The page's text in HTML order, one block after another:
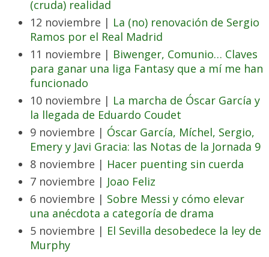
(cruda) realidad
12 noviembre | La (no) renovación de Sergio
Ramos por el Real Madrid
11 noviembre | Biwenger, Comunio… Claves
para ganar una liga Fantasy que a mí me han
funcionado
10 noviembre | La marcha de Óscar García y
la llegada de Eduardo Coudet
9 noviembre | Óscar García, Míchel, Sergio,
Emery y Javi Gracia: las Notas de la Jornada 9
8 noviembre | Hacer puenting sin cuerda
7 noviembre | Joao Feliz
6 noviembre | Sobre Messi y cómo elevar
una anécdota a categoría de drama
5 noviembre | El Sevilla desobedece la ley de
Murphy